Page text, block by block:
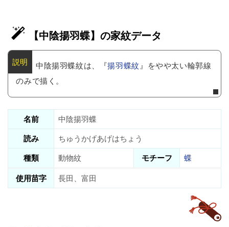
【中陰揚羽蝶】の家紋データ
中陰揚羽蝶紋は、『揚羽蝶紋』をやや太い輪郭線
のみで描く。
名前
中陰揚羽蝶
読み
ちゅうかげあげはちょう
種類
動物紋 モチーフ
蝶
使用苗字
長田、富田